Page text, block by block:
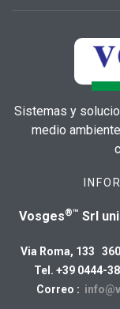
Sistemas y
medio
Vosges®™ Srl
Via Roma, 133
Tel. +39 0444-
Correo :